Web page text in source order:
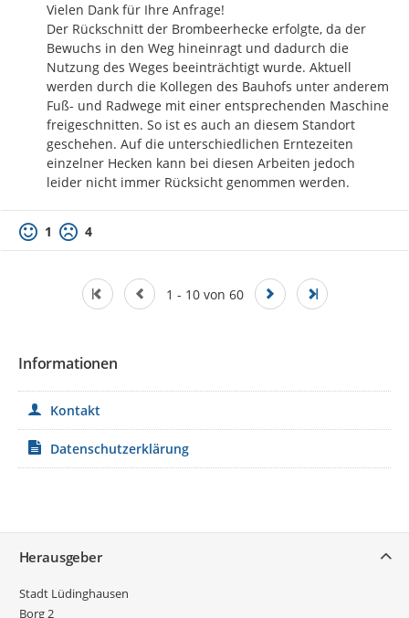
Vielen Dank für Ihre Anfrage!
Der Rückschnitt der Brombeerhecke erfolgte, da der
Bewuchs in den Weg hineinragt und dadurch die
Nutzung des Weges beeinträchtigt wurde. Aktuell
werden durch die Kollegen des Bauhofs unter anderem
Fuß- und Radwege mit einer entsprechenden Maschine
freigeschnitten. So ist es auch an diesem Standort
geschehen. Auf die unterschiedlichen Erntezeiten
einzelner Hecken kann bei diesen Arbeiten jedoch
leider nicht immer Rücksicht genommen werden.
1 4
1 - 10 von 60
Informationen
Kontakt
Datenschutzerklärung
Herausgeber
Stadt Lüdinghausen
Borg 2